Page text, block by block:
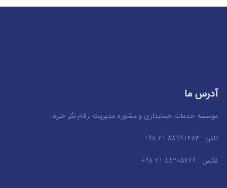
آدرس ما
موسسه خدمات حسابداری و مشاوره مدیریت ارقام نگر خبره
تلفن : 88191483 21 98+
فکس : 88205766 21 98+